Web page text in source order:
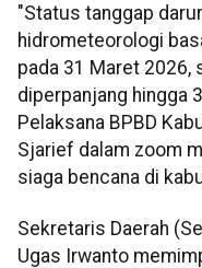
"Status tanggap
hidrometeorologi
pada 31 Maret 2026,
diperpanjang hingga
Pelaksana BPBD
Sjarief dalam zoom
siaga bencana di
Sekretaris Daerah
Ugas Irwanto